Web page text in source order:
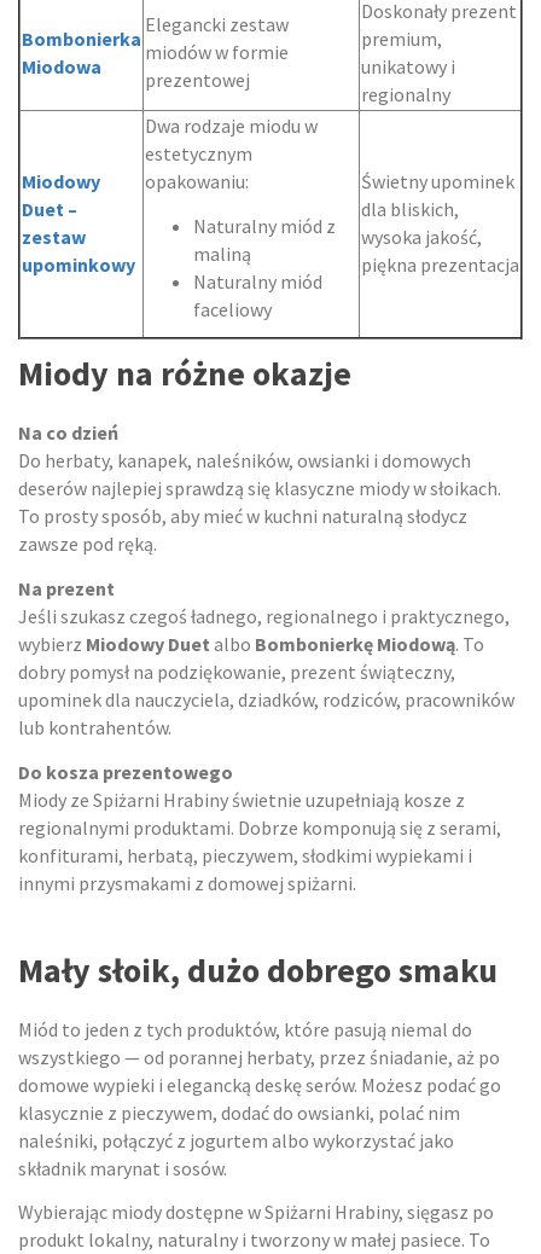
Bombonierka
Miodowa
Elegancki zestaw
miodów w formie
prezentowej
Doskonały prezent
premium,
unikatowy i
regionalny
Miodowy
Duet –
zestaw
upominkowy
Dwa rodzaje miodu w
estetycznym
opakowaniu:
Naturalny miód z
maliną
Naturalny miód
faceliowy
Świetny upominek
dla bliskich,
wysoka jakość,
piękna prezentacja
Miody na różne okazje
Na co dzień
Do herbaty, kanapek, naleśników, owsianki i domowych
deserów najlepiej sprawdzą się klasyczne miody w słoikach.
To prosty sposób, aby mieć w kuchni naturalną słodycz
zawsze pod ręką.
Na prezent
Jeśli szukasz czegoś ładnego, regionalnego i praktycznego,
wybierz Miodowy Duet albo Bombonierkę Miodową. To
dobry pomysł na podziękowanie, prezent świąteczny,
upominek dla nauczyciela, dziadków, rodziców, pracowników
lub kontrahentów.
Do kosza prezentowego
Miody ze Spiżarni Hrabiny świetnie uzupełniają kosze z
regionalnymi produktami. Dobrze komponują się z serami,
konfiturami, herbatą, pieczywem, słodkimi wypiekami i
innymi przysmakami z domowej spiżarni.
Mały słoik, dużo dobrego smaku
Miód to jeden z tych produktów, które pasują niemal do
wszystkiego — od porannej herbaty, przez śniadanie, aż po
domowe wypieki i elegancką deskę serów. Możesz podać go
klasycznie z pieczywem, dodać do owsianki, polać nim
naleśniki, połączyć z jogurtem albo wykorzystać jako
składnik marynat i sosów.
Wybierając miody dostępne w Spiżarni Hrabiny, sięgasz po
produkt lokalny, naturalny i tworzony w małej pasiece. To